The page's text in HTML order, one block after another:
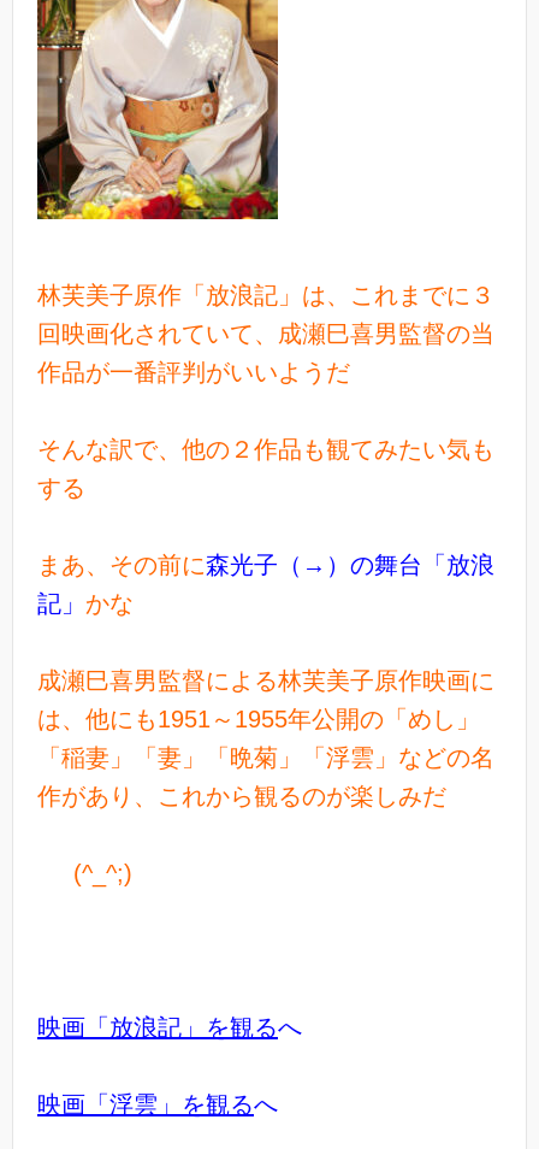
林芙美子原作「放浪記」は、これまでに３
回映画化されていて、成瀬巳喜男監督の当
作品が一番評判がいいようだ
そんな訳で、他の２作品も観てみたい気も
する
まあ、その前に森光子（→）の舞台「放浪
記」 かな
成瀬巳喜男監督による林芙美子原作映画に
は、他にも1951～1955年公開の「めし」
「稲妻」「妻」「晩菊」「浮雲」などの名
作があり、これから観るのが楽しみだ
(^_^;)
映画「放浪記」を観るへ
映画「浮雲」を観るへ